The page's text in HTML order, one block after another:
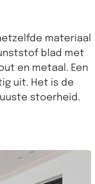
materiaal
blad met
en metaal. Een
uit. Het is de
stoerheid.